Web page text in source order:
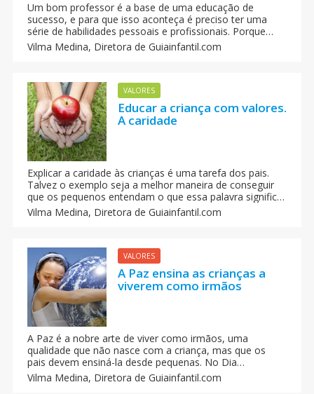
Um bom professor é a base de uma educação de
sucesso, e para que isso aconteça é preciso ter uma
série de habilidades pessoais e profissionais. Porque
ensinar não é somente transferir conhecimentos. É
muito mais. Trata-se de saber criar as condições
construir o seu próprio conhecimento sobre o mundo
que os rodeia.
Vilma Medina, Diretora de Guiainfantil.com
VALORES
Educar a criança com valores.
A caridade
Explicar a caridade às crianças é uma tarefa dos pais.
Talvez o exemplo seja a melhor maneira de conseguir
que os pequenos entendam o que essa palavra significa.
O que os pais e professores podem fazer para que as
crianças entendam e pratiquem a caridade com os
Vilma Medina, Diretora de Guiainfantil.com
VALORES
A Paz ensina as crianças a
viverem como irmãos
A Paz é a nobre arte de viver como irmãos, uma
qualidade que não nasce com a criança, mas que os
pais devem ensiná-la desde pequenas. No Dia
Internacional da Paz, todos nós deveríamos refletir
sobre nós mesmos se estamos fazendo todo o possível
Vilma Medina, Diretora de Guiainfantil.com